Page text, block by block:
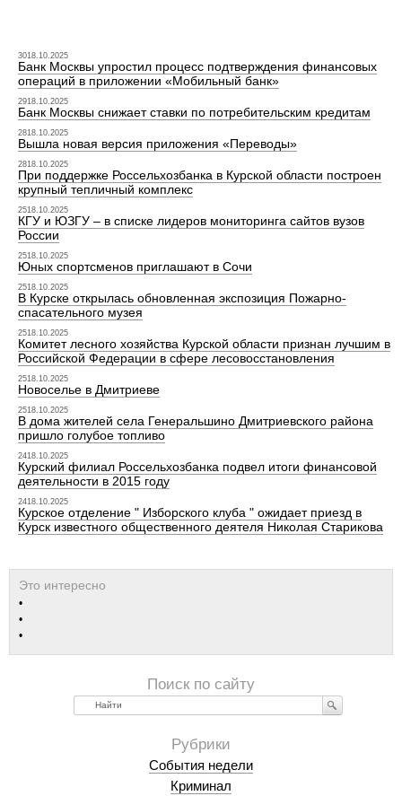
3018.10.2025
Банк Москвы упростил процесс подтверждения финансовых
операций в приложении «Мобильный банк»
2918.10.2025
Банк Москвы снижает ставки по потребительским кредитам
2818.10.2025
Вышла новая версия приложения «Переводы»
2818.10.2025
При поддержке Россельхозбанка в Курской области построен
крупный тепличный комплекс
2518.10.2025
КГУ и ЮЗГУ – в списке лидеров мониторинга сайтов вузов
России
2518.10.2025
Юных спортсменов приглашают в Сочи
2518.10.2025
В Курске открылась обновленная экспозиция Пожарно-
спасательного музея
2518.10.2025
Комитет лесного хозяйства Курской области признан лучшим в
Российской Федерации в сфере лесовосстановления
2518.10.2025
Новоселье в Дмитриеве
2518.10.2025
В дома жителей села Генеральшино Дмитриевского района
пришло голубое топливо
2418.10.2025
Курский филиал Россельхозбанка подвел итоги финансовой
деятельности в 2015 году
2418.10.2025
Курское отделение " Изборского клуба " ожидает приезд в
Курск известного общественного деятеля Николая Старикова
Найти
События недели
Криминал